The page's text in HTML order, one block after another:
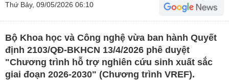
Thứ Bảy, 09/05/2026 06:10
Bộ Khoa học và Công nghệ vừa ban hành Quyết
định 2103/QĐ-BKHCN 13/4/2026 phê duyệt
"Chương trình hỗ trợ nghiên cứu sinh xuất sắc
giai đoạn 2026-2030" (Chương trình VREF).